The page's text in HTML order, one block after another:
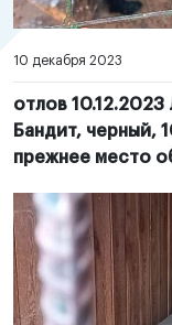
10 декабря 2023
отлов
Бандит, черный,
прежнее место